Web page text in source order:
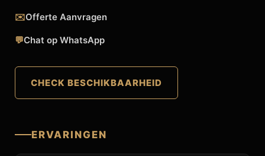
✉️Offerte Aanvragen
💬Chat op WhatsApp
CHECK BESCHIKBAARHEID
ERVARINGEN